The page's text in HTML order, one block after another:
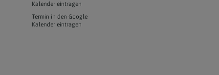
Kalender eintragen
Termin in den Google
Kalender eintragen